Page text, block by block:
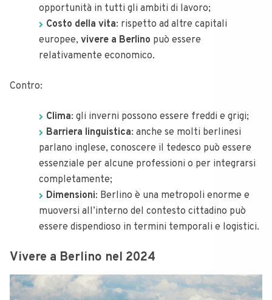
opportunità in tutti gli ambiti di lavoro;
Costo della vita: rispetto ad altre capitali
europee, vivere a Berlino può essere
relativamente economico.
Contro:
Clima: gli inverni possono essere freddi e grigi;
Barriera linguistica: anche se molti berlinesi
parlano inglese, conoscere il tedesco può essere
essenziale per alcune professioni o per integrarsi
completamente;
Dimensioni: Berlino è una metropoli enorme e
muoversi all’interno del contesto cittadino può
essere dispendioso in termini temporali e logistici.
Vivere a Berlino nel 2024